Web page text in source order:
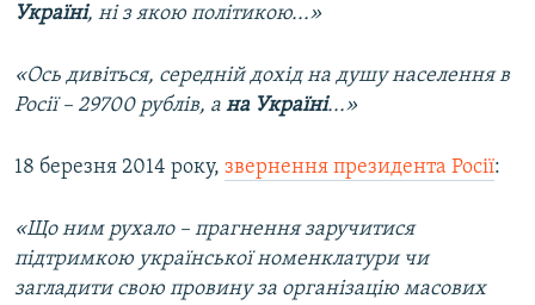
Україні, ні з якою політикою...»
«Ось дивіться, середній дохід на душу населення в
Росії – 29700 рублів, а на Україні...»
18 березня 2014 року, звернення президента Росії:
«Що ним рухало – прагнення заручитися
підтримкою української номенклатури чи
загладити свою провину за організацію масових